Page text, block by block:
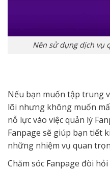
Nên sử dụng dịch vụ
Nếu bạn muốn tập trung
lõi nhưng không muốn
nỗ lực vào việc quản lý
Fanpage sẽ giúp bạn tiết
những nhiệm vụ quan
Chăm sóc Fanpage đòi